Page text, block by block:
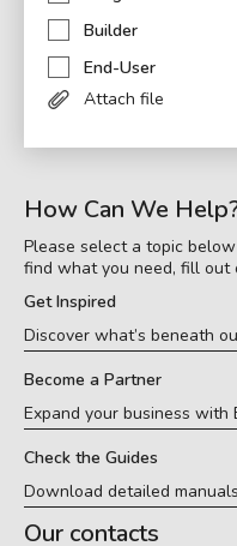
Builder
End-User
Attach file
How Can We
Please select a topic
find what you need, fill out
Get Inspired
Discover what’s beneath
Become a Partner
Expand your business with
Check the Guides
Download detailed
Our contacts